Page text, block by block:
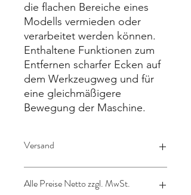
die flachen Bereiche eines
Modells vermieden oder
verarbeitet werden können.
Enthaltene Funktionen zum
Entfernen scharfer Ecken auf
dem Werkzeugweg und für
eine gleichmäßigere
Bewegung der Maschine.
Versand
Alle Preise Netto zzgl. MwSt.